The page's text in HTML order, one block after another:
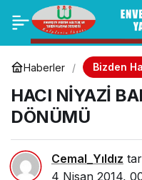
Haberler Bizden
HACI NİYAZİ
DÖNÜMÜ
Cemal_Yıldız
4 Nisan 2014,
Seyfettin Amca